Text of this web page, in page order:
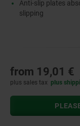
Anti-slip plates
slipping
from 19,01 €
plus sales tax plus